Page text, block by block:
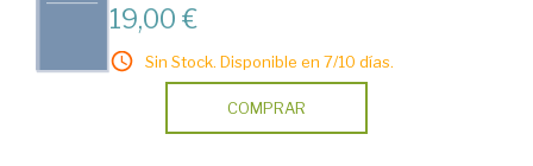
19,00 €
Sin Stock. Disponible en 7/10 días.
COMPRAR